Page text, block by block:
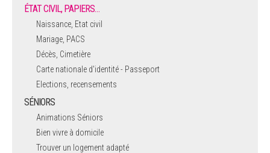
ÉTAT CIVIL, PAPIERS…
Naissance, Etat civil
Mariage, PACS
Décès, Cimetière
Carte nationale d'identité - Passeport
Elections, recensements
SÉNIORS
Animations Séniors
Bien vivre à domicile
Trouver un logement adapté